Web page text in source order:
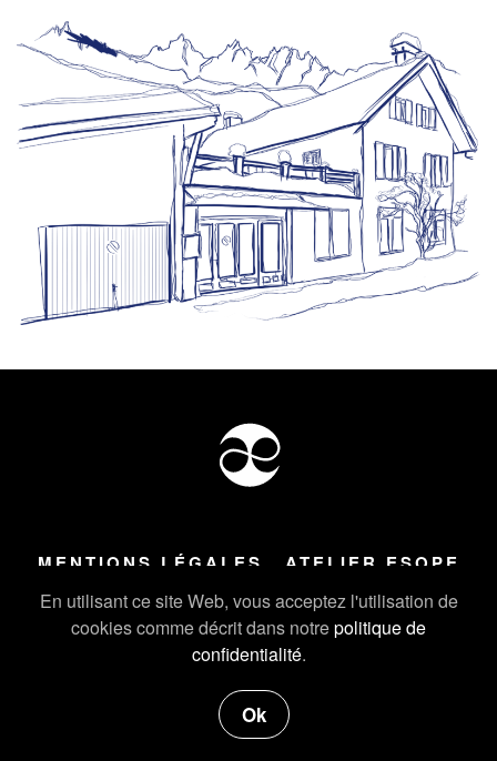
En utilisant ce site Web, vous acceptez l'utilisation de
cookies comme décrit dans notrepolitique de
confidentialité.
Ok
MENTIONS LÉGALES ATELIER ESOPE